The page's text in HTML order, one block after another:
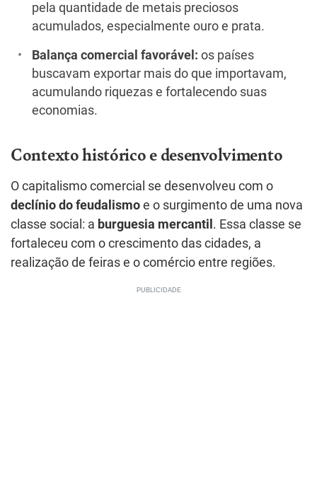
pela quantidade de metais preciosos
acumulados, especialmente ouro e prata.
Balança comercial favorável: os países
buscavam exportar mais do que importavam,
acumulando riquezas e fortalecendo suas
economias.
Contexto histórico e desenvolvimento
O capitalismo comercial se desenvolveu com o
declínio do feudalismo e o surgimento de uma nova
classe social: a burguesia mercantil . Essa classe se
fortaleceu com o crescimento das cidades, a
realização de feiras e o comércio entre regiões.